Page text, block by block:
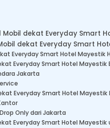
Mobil dekat Everyday Smart
dekat Everyday Smart
Everyday Smart Hotel Mayestik
Everyday Smart Hotel Mayestik
Jakarta
Everyday Smart Hotel Mayestik
Only dari Jakarta
Everyday Smart Hotel